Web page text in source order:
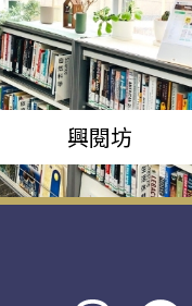
興閱坊